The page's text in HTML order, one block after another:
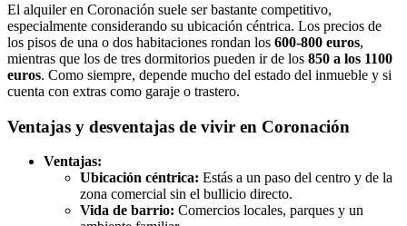
El alquiler en Coronación suele ser bastante competitivo,
especialmente considerando su ubicación céntrica. Los precios de
los pisos de una o dos habitaciones rondan los 600-800 euros,
mientras que los de tres dormitorios pueden ir de los 850 a los 1100
euros. Como siempre, depende mucho del estado del inmueble y si
cuenta con extras como garaje o trastero.
Ventajas y desventajas de vivir en Coronación
Ventajas:
Ubicación céntrica: Estás a un paso del centro y de la
zona comercial sin el bullicio directo.
Vida de barrio: Comercios locales, parques y un